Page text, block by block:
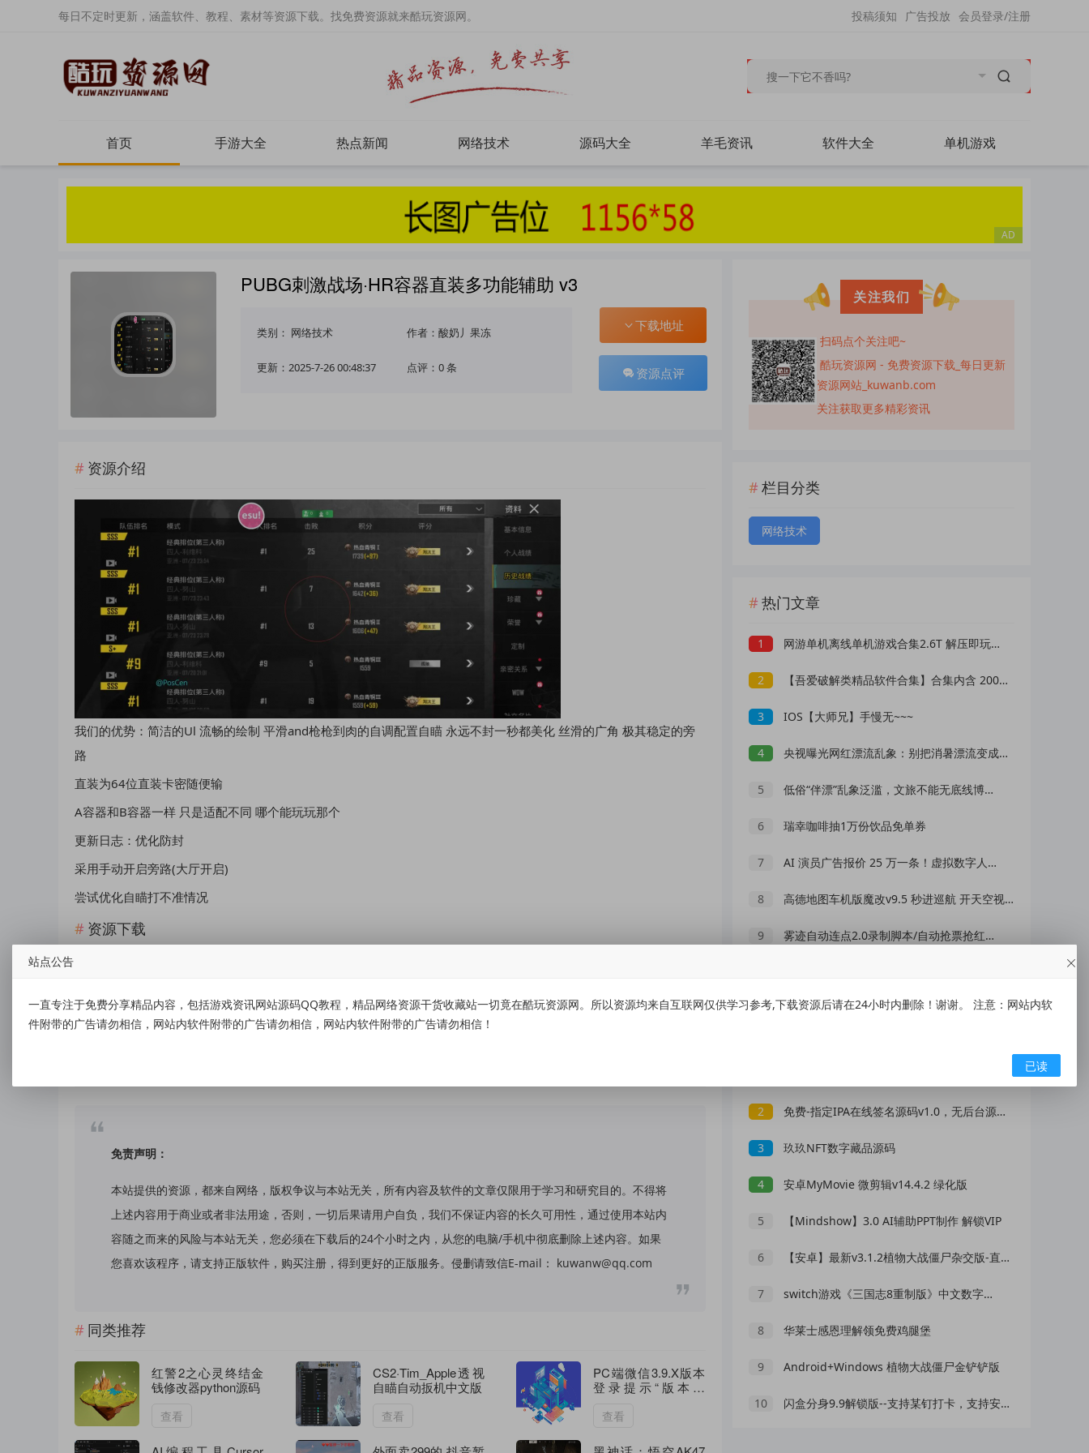
每日不定时更新，涵盖软件、教程、素材等资源下载。找免费资源就来酷玩资源网。 会员登录/注册
广告投放
投稿须知
首页 手游大全 热点新闻 网络技术 源码大全 羊毛资讯 软件大全 单机游戏
PUBG刺激战场·HR容器直装多功能辅助 v3
类别： 网络技术 作者：酸奶丿果冻
更新：2025-7-26 00:48:37 点评：0 条
下载地址
资源点评
资源介绍
我们的优势：简洁的Ul 流畅的绘制 平滑and枪枪到肉的自调配置自瞄 永远不封一秒都美化 丝滑的广角 极其稳定的旁
路
直装为64位直装卡密随便输
A容器和B容器一样 只是适配不同 哪个能玩玩那个
更新日志：优化防封
采用手动开启旁路(大厅开启)
尝试优化自瞄打不准情况
资源下载
有价值
免责声明：
本站提供的资源，都来自网络，版权争议与本站无关，所有内容及软件的文章仅限用于学习和研究目的。不得将
上述内容用于商业或者非法用途，否则，一切后果请用户自负，我们不保证内容的长久可用性，通过使用本站内
容随之而来的风险与本站无关，您必须在下载后的24个小时之内，从您的电脑/手机中彻底删除上述内容。如果
您喜欢该程序，请支持正版软件，购买注册，得到更好的正版服务。侵删请致信E-mail： kuwanw@qq.com
同类推荐
红警2之心灵终结金
钱修改器python源码
查看
CS2·Tim_Apple透视
自瞄自动扳机中文版
查看
PC端微信3.9.X版本
登录提示“版本过
查看
关注我们
扫码点个关注吧~
酷玩资源网 - 免费资源下载_每日更新
资源网站_kuwanb.com
关注获取更多精彩资讯
栏目分类
网络技术
热门文章
1 网游单机离线单机游戏合集2.6T 解压即玩 网盘下载 一键端免安装免配置
2 【吾爱破解类精品软件合集】合集内含 2000 +实用工具 【1.5GB】
3 IOS【大师兄】手慢无~~~
4 央视曝光网红漂流乱象：别把消暑漂流变成一场冒险赌命
5 低俗“伴漂”乱象泛滥，文旅不能无底线博流量
6 瑞幸咖啡抽1万份饮品免单券
7 AI 演员广告报价 25 万一条！虚拟数字人正在抢占真人演员市场？
8 高德地图车机版魔改v9.5 秒进巡航 开天空视角 保时捷字体
9 雾迹自动连点2.0录制脚本/自动抢票抢红包/游戏脚本
2 免费-指定IPA在线签名源码v1.0，无后台源码里面更换文件即可
3 玖玖NFT数字藏品源码
4 安卓MyMovie 微剪辑v14.4.2 绿化版
5 【Mindshow】3.0 AI辅助PPT制作 解锁VIP
6 【安卓】最新v3.1.2植物大战僵尸杂交版-直装版本
7 switch游戏《三国志8重制版》中文数字原版NSP下载【含1.0.1补丁+3个DLC+金手指】
8 华莱士感恩理解领免费鸡腿堡
9 Android+Windows 植物大战僵尸金铲铲版
10 闪盒分身9.9解锁版--支持某钉打卡，支持安卓15，最近很火的包
站点公告
一直专注于免费分享精品内容，包括游戏资讯网站源码QQ教程，精品网络资源干货收藏站一切竟在酷玩资源网。所以资源均来自互联网仅供学习参考,下载资源后请在24小时内删除！谢谢。 注意：网站内软
件附带的广告请勿相信，网站内软件附带的广告请勿相信，网站内软件附带的广告请勿相信！
已读